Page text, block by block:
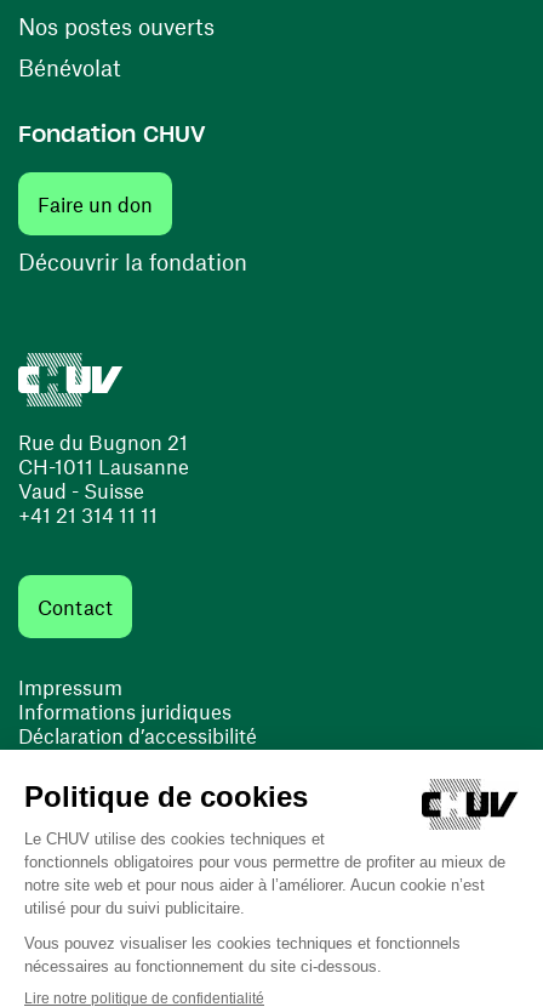
Rue du Bugnon 21
CH-1011 Lausanne
Vaud - Suisse
+41 21 314 11 11
Contact
Impressum
Informations juridiques
Déclaration d’accessibilité
Cookies
(ouvre une nouvelle fenêtre)
(ouvre une nouvelle fenêtre)
Nos postes ouverts(ouvre une nouvelle fenêtre)
Bénévolat
Fondation CHUV
Faire un don
Découvrir la fondation